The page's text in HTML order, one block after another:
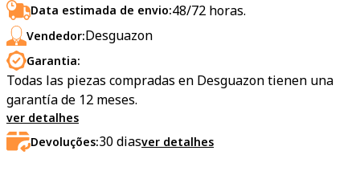
Data estimada de envio:48/72 horas.
Vendedor:Desguazon
Garantia:
Todas las piezas compradas en Desguazon tienen una
garantía de 12 meses.
ver detalhes
Devoluções:30diasver detalhes